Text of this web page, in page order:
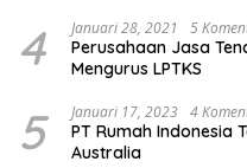
4 Januari 28, 2021 5
Perusahaan Jasa
Mengurus LPTKS
5 Januari 17, 2023 4
PT Rumah Indonesia
Australia